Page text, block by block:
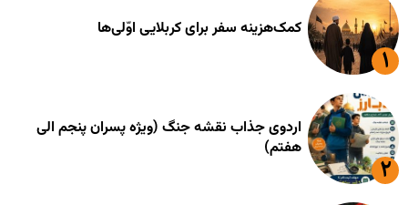
کمک‌هزینه سفر برای کربلایی اوّلی‌ها
اردوی جذاب نقشه جنگ (ویژه پسران پنجم الی
هفتم)